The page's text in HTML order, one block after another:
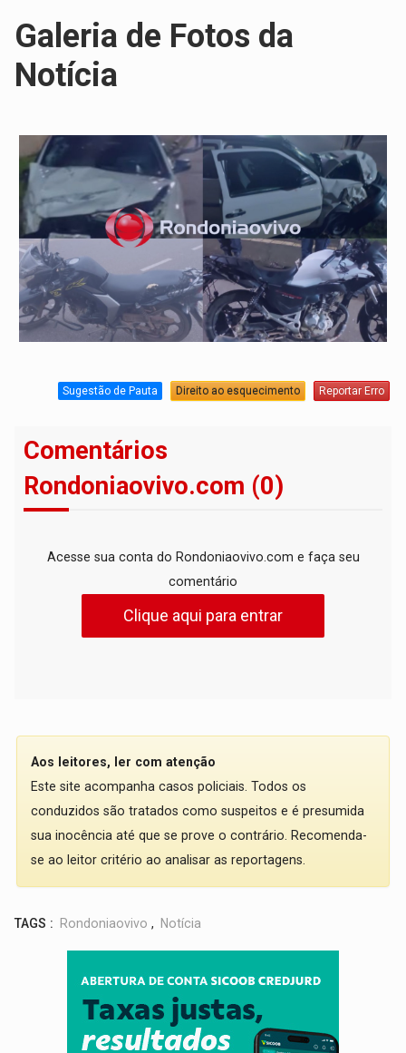
Galeria de Fotos da
Notícia
Sugestão de Pauta Direito ao esquecimento Reportar Erro
Comentários
Rondoniaovivo.com (0)
Acesse sua conta do Rondoniaovivo.com e faça seu
comentário
Clique aqui para entrar
Aos leitores, ler com atenção
Este site acompanha casos policiais. Todos os
conduzidos são tratados como suspeitos e é presumida
sua inocência até que se prove o contrário. Recomenda-
se ao leitor critério ao analisar as reportagens.
TAGS : Rondoniaovivo , Notícia